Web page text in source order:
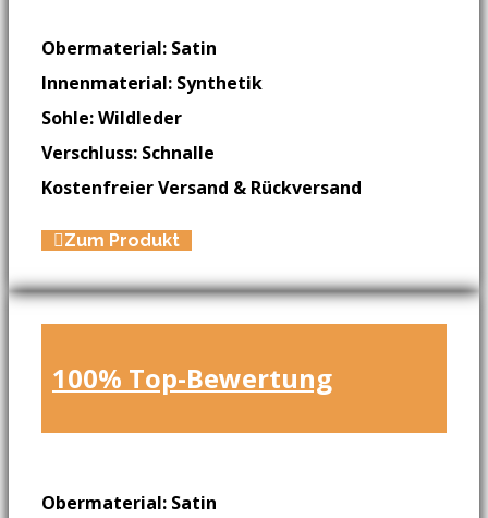
Obermaterial: Satin
Innenmaterial: Synthetik
Sohle: Wildleder
Verschluss: Schnalle
Kostenfreier Versand & Rückversand
Zum Produkt
100% Top-Bewertung
Obermaterial: Satin